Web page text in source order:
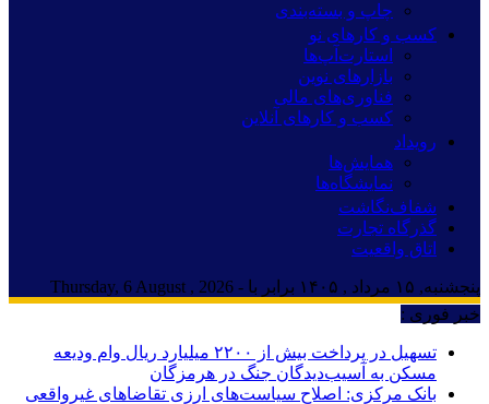
چاپ و بسته‌بندی
کسب و کارهای نو
استارت‌آپ‌ها
بازارهای نوین
فناوری‌های مالی
کسب و کارهای آنلاین
رویداد
همایش‌ها
نمایشگاه‌ها
شفاف‌نگاشت
گذرگاه تجارت
اتاق واقعیت
پنجشنبه, ۱۵ مرداد , ۱۴۰۵ برابر با - Thursday, 6 August , 2026
خبر فوری :
تسهیل در پرداخت بیش از ۲۲۰۰ میلیارد ریال وام ودیعه
مسکن به آسیب‌دیدگان جنگ در هرمزگان
بانک مرکزی: اصلاح سیاست‌های ارزی تقاضاهای غیرواقعی